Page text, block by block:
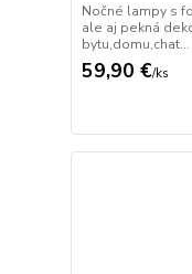
Nočné lampy s
ale aj pekná
bytu,domu,chat...
59,90 €/ks